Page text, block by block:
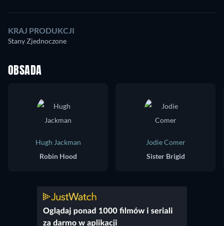
KRAJ PRODUKCJI
Stany Zjednoczone
OBSADA
Hugh Jackman
Robin Hood
Jodie Comer
Sister Brigid